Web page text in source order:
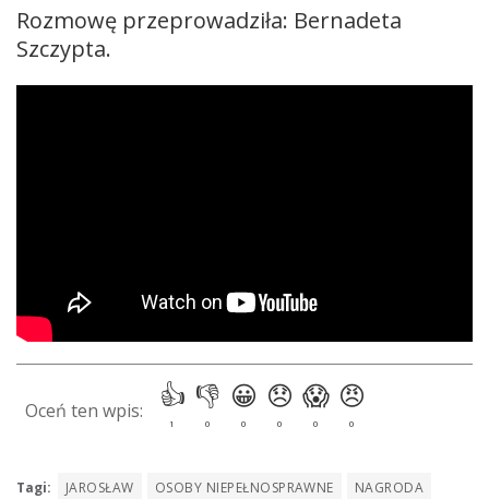
Rozmowę przeprowadziła: Bernadeta
Szczypta.
Tagi: JAROSŁAW OSOBY NIEPEŁNOSPRAWNE
NAGRODA